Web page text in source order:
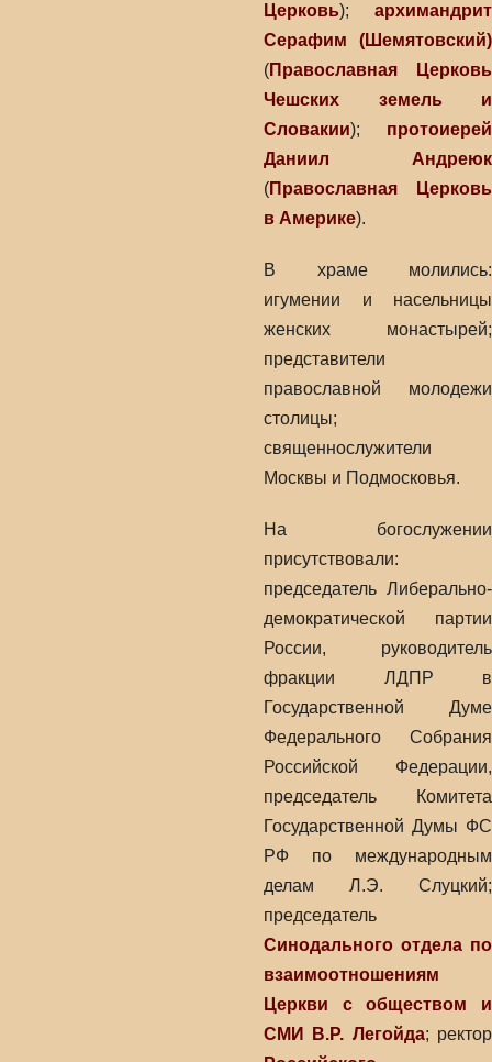
Церковь); архимандрит
Серафим (Шемятовский)
(Православная Церковь
Чешских земель и
Словакии); протоиерей
Даниил Андреюк
(Православная Церковь
в Америке).
В храме молились:
игумении и насельницы
женских монастырей;
представители
православной молодежи
столицы;
священнослужители
Москвы и Подмосковья.
На богослужении
присутствовали:
председатель Либерально-
демократической партии
России, руководитель
фракции ЛДПР в
Государственной Думе
Федерального Собрания
Российской Федерации,
председатель Комитета
Государственной Думы ФС
РФ по международным
делам Л.Э. Слуцкий;
председатель
Синодального отдела по
взаимоотношениям
Церкви с обществом и
СМИ
В.Р. Легойда; ректор